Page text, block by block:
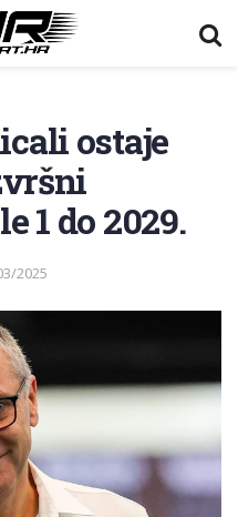
ostaje
1 do 2029.
2025